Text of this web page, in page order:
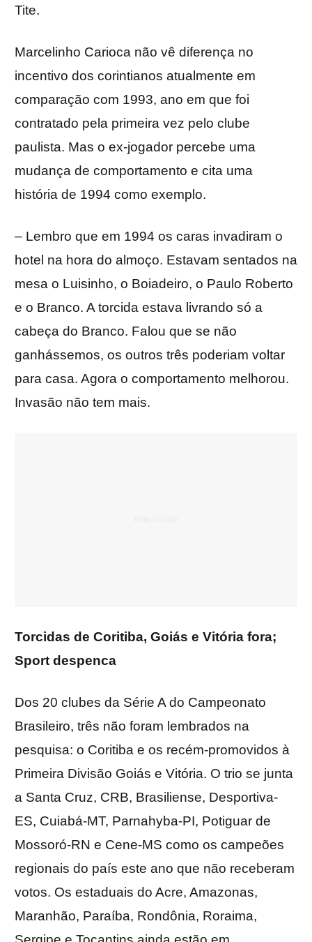
Tite.
Marcelinho Carioca não vê diferença no
incentivo dos corintianos atualmente em
comparação com 1993, ano em que foi
contratado pela primeira vez pelo clube
paulista. Mas o ex-jogador percebe uma
mudança de comportamento e cita uma
história de 1994 como exemplo.
– Lembro que em 1994 os caras invadiram o
hotel na hora do almoço. Estavam sentados na
mesa o Luisinho, o Boiadeiro, o Paulo Roberto
e o Branco. A torcida estava livrando só a
cabeça do Branco. Falou que se não
ganhássemos, os outros três poderiam voltar
para casa. Agora o comportamento melhorou.
Invasão não tem mais.
Torcidas de Coritiba, Goiás e Vitória fora;
Sport despenca
Dos 20 clubes da Série A do Campeonato
Brasileiro, três não foram lembrados na
pesquisa: o Coritiba e os recém-promovidos à
Primeira Divisão Goiás e Vitória. O trio se junta
a Santa Cruz, CRB, Brasiliense, Desportiva-
ES, Cuiabá-MT, Parnahyba-PI, Potiguar de
Mossoró-RN e Cene-MS como os campeões
regionais do país este ano que não receberam
votos. Os estaduais do Acre, Amazonas,
Maranhão, Paraíba, Rondônia, Roraima,